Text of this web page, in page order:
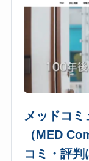
メッドコ
（MED
コミ・評